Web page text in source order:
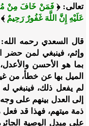
تعالى: ﴿ فَمَنْ خَافَ مِنْ
عَلَيْهِ إِنَّ اللَّهَ غَفُورٌ رَحِيمٌ ﴾
قال السعدي رحمه
وإثم، فينبغي لمن حضر
بما هو الأحسن
الميل بها عن خطأ، من
لم يفعل ذلك، فينبغي
إلى العدل بينهم على
ذمة ميتهم، فهذا قد
على مبدل الوصية